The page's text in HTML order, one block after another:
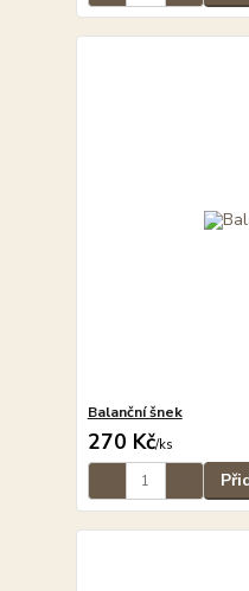
Balanční šnek
270 Kč/ks